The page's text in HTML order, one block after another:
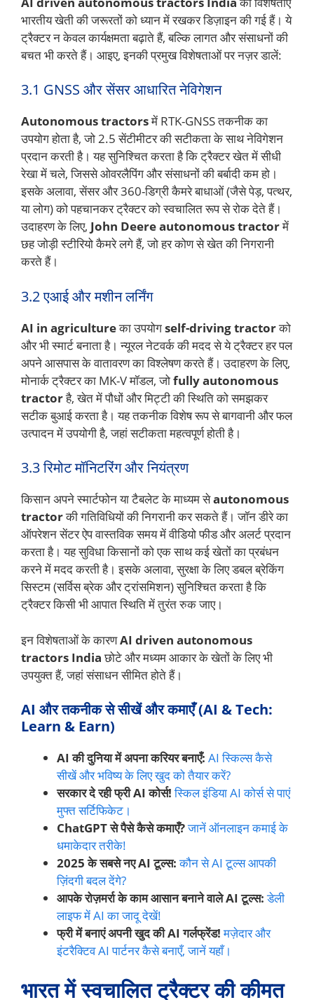
भारतीय खेती की जरूरतों को ध्यान में रखकर डिज़ाइन की गई हैं। ये
ट्रैक्टर न केवल कार्यक्षमता बढ़ाते हैं, बल्कि लागत और संसाधनों की
बचत भी करते हैं। आइए, इनकी प्रमुख विशेषताओं पर नज़र डालें:
3.1 GNSS और सेंसर आधारित नेविगेशन
Autonomous tractorsमें RTK-GNSS तकनीक का
उपयोग होता है, जो 2.5 सेंटीमीटर की सटीकता के साथ नेविगेशन
प्रदान करती है। यह सुनिश्चित करता है कि ट्रैक्टर खेत में सीधी
रेखा में चले, जिससे ओवरलैपिंग और संसाधनों की बर्बादी कम हो।
इसके अलावा, सेंसर और 360-डिग्री कैमरे बाधाओं (जैसे पेड़, पत्थर,
या लोग) को पहचानकर ट्रैक्टर को स्वचालित रूप से रोक देते हैं।
उदाहरण के लिए, John Deere autonomous tractorमें
छह जोड़ी स्टीरियो कैमरे लगे हैं, जो हर कोण से खेत की निगरानी
करते हैं।
3.2 एआई और मशीन लर्निंग
AI in agricultureका उपयोगself-driving tractorको
और भी स्मार्ट बनाता है। न्यूरल नेटवर्क की मदद से ये ट्रैक्टर हर पल
अपने आसपास के वातावरण का विश्लेषण करते हैं। उदाहरण के लिए,
मोनार्क ट्रैक्टर का MK-V मॉडल, जोfully autonomous
tractorहै, खेत में पौधों और मिट्टी की स्थिति को समझकर
सटीक बुआई करता है। यह तकनीक विशेष रूप से बागवानी और फल
उत्पादन में उपयोगी है, जहां सटीकता महत्वपूर्ण होती है।
3.3 रिमोट मॉनिटरिंग और नियंत्रण
किसान अपने स्मार्टफोन या टैबलेट के माध्यम सेautonomous
tractorकी गतिविधियों की निगरानी कर सकते हैं। जॉन डीरे का
ऑपरेशन सेंटर ऐप वास्तविक समय में वीडियो फीड और अलर्ट प्रदान
करता है। यह सुविधा किसानों को एक साथ कई खेतों का प्रबंधन
करने में मदद करती है। इसके अलावा, सुरक्षा के लिए डबल ब्रेकिंग
सिस्टम (सर्विस ब्रेक और ट्रांसमिशन) सुनिश्चित करता है कि
ट्रैक्टर किसी भी आपात स्थिति में तुरंत रुक जाए।
इन विशेषताओं के कारणAI driven autonomous
tractors Indiaछोटे और मध्यम आकार के खेतों के लिए भी
उपयुक्त हैं, जहां संसाधन सीमित होते हैं।
AI और तकनीक से सीखें और कमाएँ (AI & Tech:
Learn & Earn)
AI की दुनिया में अपना करियर बनाएँ: AI स्किल्स कैसे
सीखें और भविष्य के लिए खुद को तैयार करें?
सरकार दे रही फ्री AI कोर्स! स्किल इंडिया AI कोर्स से पाएं
मुफ्त सर्टिफिकेट।
ChatGPT से पैसे कैसे कमाएँ?जानें ऑनलाइन कमाई के
धमाकेदार तरीके!
2025 के सबसे नए AI टूल्स: कौन से AI टूल्स आपकी
ज़िंदगी बदल देंगे?
आपके रोज़मर्रा के काम आसान बनाने वाले AI टूल्स: डेली
लाइफ में AI का जादू देखें!
फ्री में बनाएं अपनी खुद की AI गर्लफ्रेंड! मज़ेदार और
इंटरैक्टिव AI पार्टनर कैसे बनाएँ, जानें यहाँ।
भारत में स्वचालित ट्रैक्टर की कीमत